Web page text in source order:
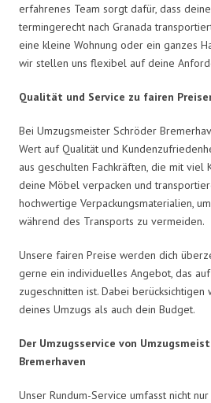
erfahrenes Team sorgt dafür, dass
termingerecht nach Granada
eine kleine Wohnung oder ein ganzes
wir stellen uns flexibel auf deine
Qualität und Service zu fairen
Bei Umzugsmeister Schröder
Wert auf Qualität und
aus geschulten Fachkräften, die mit
deine Möbel verpacken und
hochwertige Verpackungsmaterialien,
während des Transports zu vermeiden.
Unsere fairen Preise werden dich
gerne ein individuelles Angebot, das
zugeschnitten ist. Dabei
deines Umzugs als auch dein Budget.
Der Umzugsservice von
Bremerhaven
Unser Rundum-Service umfasst nicht